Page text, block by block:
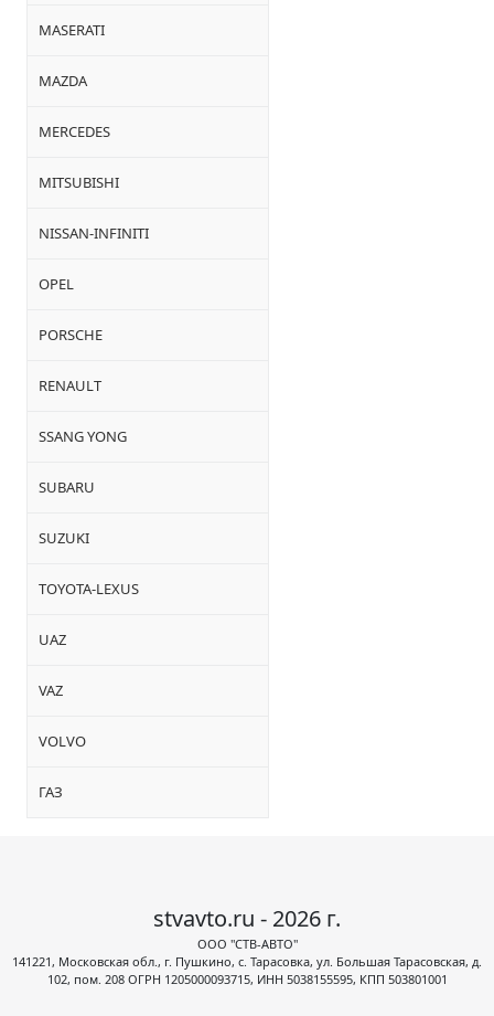
MASERATI
MAZDA
MERCEDES
MITSUBISHI
NISSAN-INFINITI
OPEL
PORSCHE
RENAULT
SSANG YONG
SUBARU
SUZUKI
TOYOTA-LEXUS
UAZ
VAZ
VOLVO
ГАЗ
stvavto.ru - 2026 г.
ООО "СТВ-АВТО"
141221, Московская обл., г. Пушкино, с. Тарасовка, ул. Большая Тарасовская, д.
102, пом. 208 ОГРН 1205000093715, ИНН 5038155595, КПП 503801001